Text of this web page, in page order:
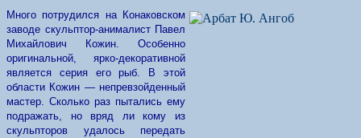
Много потрудился на Конаковском
заводе скульптор-анималист Павел
Михайлович Кожин. Особенно
оригинальной, ярко-декоративной
является серия его рыб. В этой
области Кожин — непревзойденный
мастер. Сколько раз пытались ему
подражать, но вряд ли кому из
скульпторов удалось передать